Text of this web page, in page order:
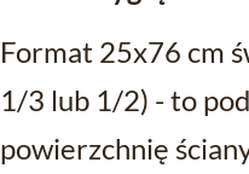
Format 25x76 cm
1/3 lub 1/2) - to
powierzchnię